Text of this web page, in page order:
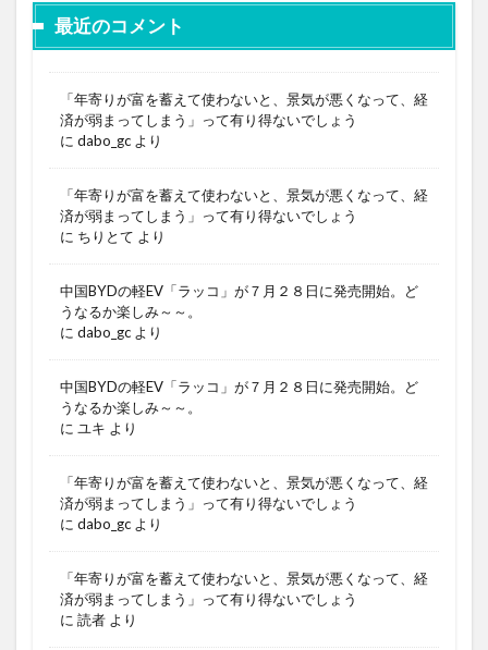
最近のコメント
「年寄りが富を蓄えて使わないと、景気が悪くなって、経
済が弱まってしまう」って有り得ないでしょう
に dabo_gc より
「年寄りが富を蓄えて使わないと、景気が悪くなって、経
済が弱まってしまう」って有り得ないでしょう
に ちりとて より
中国BYDの軽EV「ラッコ」が７月２８日に発売開始。ど
うなるか楽しみ～～。
に dabo_gc より
中国BYDの軽EV「ラッコ」が７月２８日に発売開始。ど
うなるか楽しみ～～。
に ユキ より
「年寄りが富を蓄えて使わないと、景気が悪くなって、経
済が弱まってしまう」って有り得ないでしょう
に dabo_gc より
「年寄りが富を蓄えて使わないと、景気が悪くなって、経
済が弱まってしまう」って有り得ないでしょう
に 読者 より